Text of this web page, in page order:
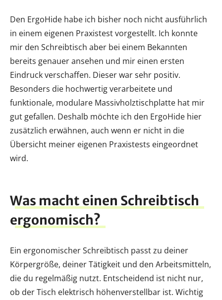
Den ErgoHide habe ich bisher noch nicht ausführlich
in einem eigenen Praxistest vorgestellt. Ich konnte
mir den Schreibtisch aber bei einem Bekannten
bereits genauer ansehen und mir einen ersten
Eindruck verschaffen. Dieser war sehr positiv.
Besonders die hochwertig verarbeitete und
funktionale, modulare Massivholztischplatte hat mir
gut gefallen. Deshalb möchte ich den ErgoHide hier
zusätzlich erwähnen, auch wenn er nicht in die
Übersicht meiner eigenen Praxistests eingeordnet
wird.
Was macht einen Schreibtisch
ergonomisch?
Ein ergonomischer Schreibtisch passt zu deiner
Körpergröße, deiner Tätigkeit und den Arbeitsmitteln,
die du regelmäßig nutzt. Entscheidend ist nicht nur,
ob der Tisch elektrisch höhenverstellbar ist. Wichtig